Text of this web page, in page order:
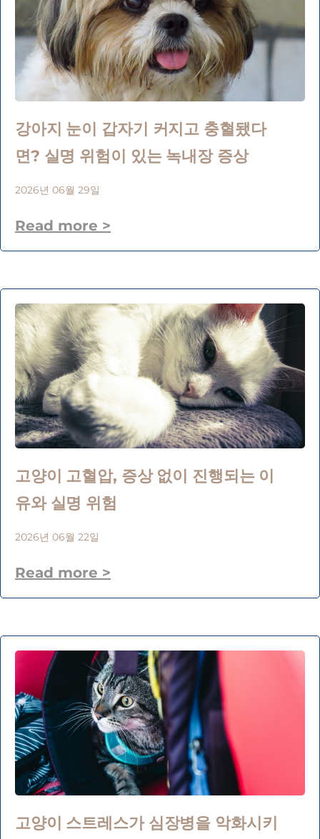
강아지 눈이 갑자기 커지고 충혈됐다
면? 실명 위험이 있는 녹내장 증상
2026년 06월 29일
Read more >
고양이 고혈압, 증상 없이 진행되는 이
유와 실명 위험
2026년 06월 22일
Read more >
고양이 스트레스가 심장병을 악화시키